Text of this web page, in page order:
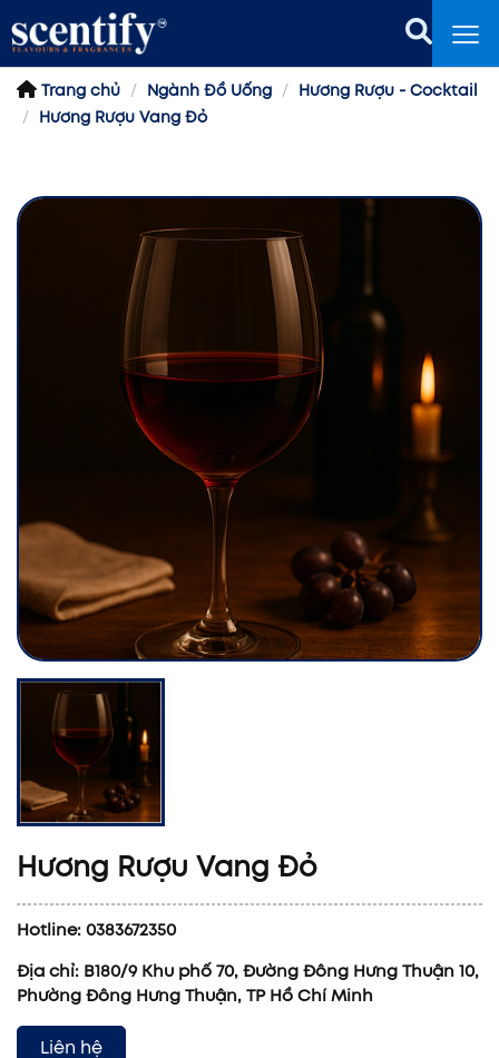
Trang chủ Ngành Đồ Uống
Hương Rượu - Cocktail
Hương Rượu Vang Đỏ
Hương Rượu Vang Đỏ
Hotline: 0383672350
Địa chỉ: B180/9 Khu phố 70, Đường Đông Hưng Thuận 10,
Phường Đông Hưng Thuận, TP Hồ Chí Minh
Liên hệ